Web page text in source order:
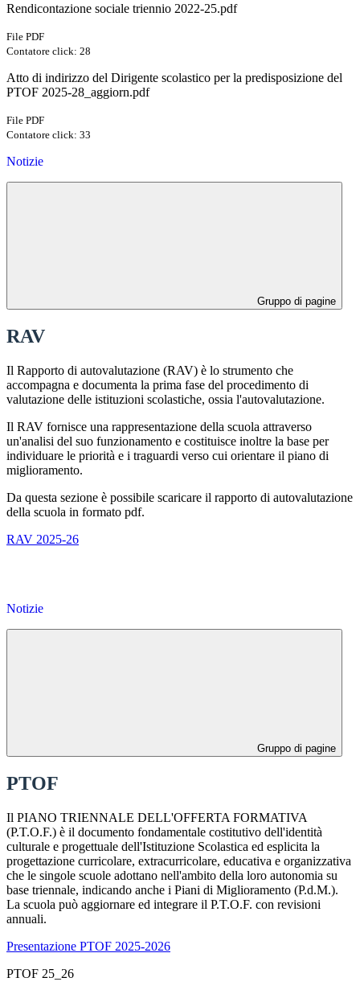
Rendicontazione sociale triennio 2022-25.pdf
File PDF
Contatore click: 28
Atto di indirizzo del Dirigente scolastico per la predisposizione del
PTOF 2025-28_aggiorn.pdf
File PDF
Contatore click: 33
Notizie
Gruppo di pagine
RAV
Il Rapporto di autovalutazione (RAV) è lo strumento che
accompagna e documenta la prima fase del procedimento di
valutazione delle istituzioni scolastiche, ossia l'autovalutazione.
Il RAV fornisce una rappresentazione della scuola attraverso
un'analisi del suo funzionamento e costituisce inoltre la base per
individuare le priorità e i traguardi verso cui orientare il piano di
miglioramento.
Da questa sezione è possibile scaricare il rapporto di autovalutazione
della scuola in formato pdf.
RAV 2025-26
Notizie
Gruppo di pagine
PTOF
Il PIANO TRIENNALE DELL'OFFERTA FORMATIVA
(P.T.O.F.) è il documento fondamentale costitutivo dell'identità
culturale e progettuale dell'Istituzione Scolastica ed esplicita la
progettazione curricolare, extracurricolare, educativa e organizzativa
che le singole scuole adottano nell'ambito della loro autonomia su
base triennale, indicando anche i Piani di Miglioramento (P.d.M.).
La scuola può aggiornare ed integrare il P.T.O.F. con revisioni
annuali.
Presentazione PTOF 2025-2026
PTOF 25_26